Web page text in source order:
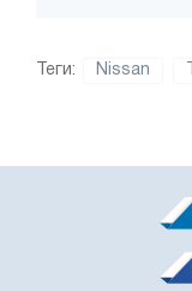
Теги: Nissan